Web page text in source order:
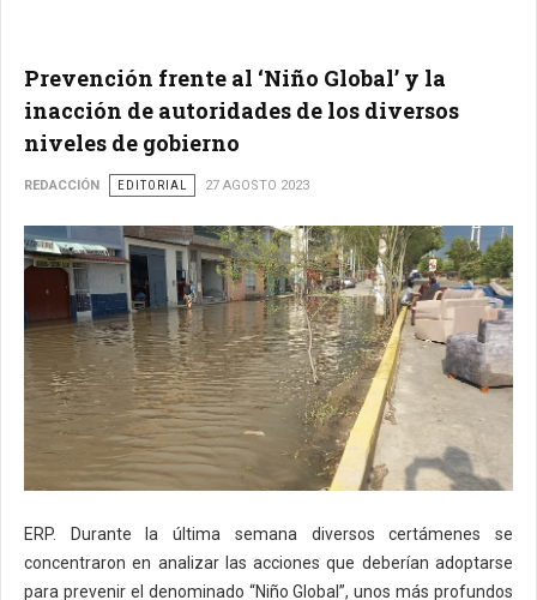
Prevención frente al ‘Niño Global’ y la
inacción de autoridades de los diversos
niveles de gobierno
REDACCIÓN EDITORIAL 27 AGOSTO 2023
ERP. Durante la última semana diversos certámenes se
concentraron en analizar las acciones que deberían adoptarse
para prevenir el denominado “Niño Global”, unos más profundos